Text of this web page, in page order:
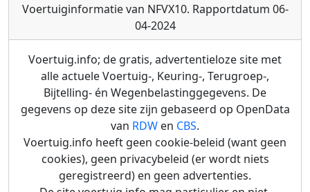
Voertuiginformatie van NFVX10. Rapportdatum 06-
04-2024
Voertuig.info; de gratis, advertentieloze site met
alle actuele Voertuig-, Keuring-, Terugroep-,
Bijtelling- én Wegenbelastinggegevens. De
gegevens op deze site zijn gebaseerd op OpenData
van RDW en CBS.
Voertuig.info heeft geen cookie-beleid (want geen
cookies), geen privacybeleid (er wordt niets
geregistreerd) en geen advertenties.